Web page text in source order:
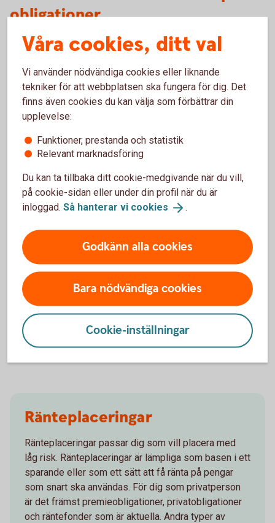
obligationer
Erbjuder en bra förutsägbarhet för kapitalbevaring/
återbetalning av nominellt belopp samt
ränteutbetalningar.
räntan/räntemarginalen bli mer förutsägbar.
Du kan alltid sälja av obligationen under löptiden till
Nackdelar
Finns risk att ”call” kan utnyttjas i förtid eller senare och
därmed påverka avkastningen.
En försäljning innan förfallodagen kan resultera i förlust
om obligationen säljs till en lägre kurs än
anskaffningskursen. Kursförlust kan helt eller delvis
kompenseras av tidigare utbetalda kuponger.
Marknadsvärdet kan påverkas av allmänna
marknadsklimatet utan att ha något med bolaget att göra
samt att en försäljning av en komplex obligation kan ta
längre tid.
Ränteplaceringar
Ränteplaceringar passar dig som vill placera med
låg risk. Ränteplaceringar är lämpliga som basen i ett
sparande eller som ett sätt att få ränta på pengar
som snart ska användas. För dig som privatperson
är det främst premieobligationer, privatobligationer
och räntefonder som är aktuella. Andra typer av
Våra cookies, ditt val
Vi använder nödvändiga cookies eller liknande
tekniker för att webbplatsen ska fungera för dig. Det
finns även cookies du kan välja som förbättrar din
upplevelse:
Funktioner, prestanda och statistik
Relevant marknadsföring
Du kan ta tillbaka ditt cookie-medgivande när du vill,
på cookie-sidan eller under din profil när du är
inloggad. Så hanterar vi cookies .
Godkänn alla cookies
Bara nödvändiga cookies
Cookie-inställningar